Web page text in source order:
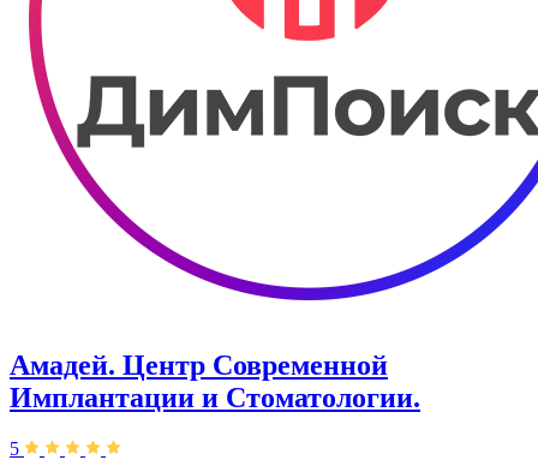
Амадей. Центр Современной
Имплантации и Стоматологии.
5